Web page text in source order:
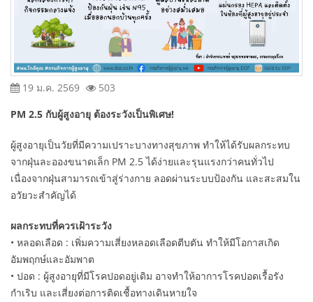
19 ม.ค. 2569
503
PM 2.5 กับผู้สูงอายุ ต้องระวังเป็นพิเศษ!
ผู้สูงอายุเป็นวัยที่มีความเปราะบางทางสุขภาพ ทำให้ได้รับผลกระทบ
จากฝุ่นละอองขนาดเล็ก PM 2.5 ได้ง่ายและรุนแรงกว่าคนทั่วไป
เนื่องจากฝุ่นสามารถเข้าสู่ร่างกาย ลอดผ่านระบบป้องกัน และสะสมใน
อวัยวะสำคัญได้
ผลกระทบที่ควรเฝ้าระวัง
• หลอดเลือด : เพิ่มความเสี่ยงหลอดเลือดตีบตัน ทำให้มีโอกาสเกิด
อัมพฤกษ์และอัมพาต
• ปอด : ผู้สูงอายุที่มีโรคปอดอยู่เดิม อาจทำให้อาการโรคปอดเรื้อรัง
กำเริบ และเสี่ยงต่อการติดเชื้อทางเดินหายใจ